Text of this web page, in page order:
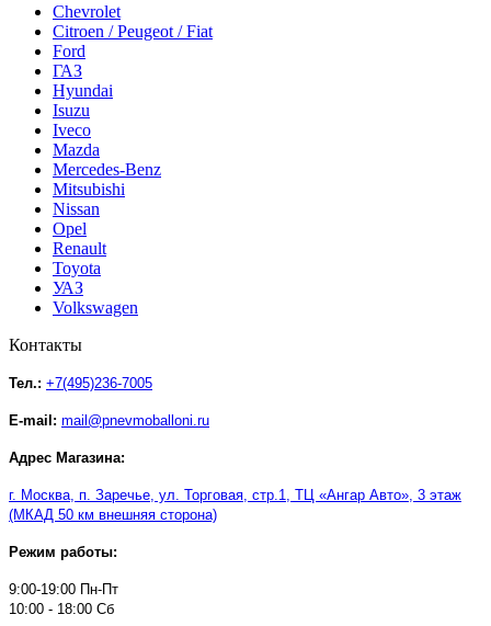
Chevrolet
Citroen / Peugeot / Fiat
Ford
ГАЗ
Hyundai
Isuzu
Iveco
Mazda
Mercedes-Benz
Mitsubishi
Nissan
Opel
Renault
Toyota
УАЗ
Volkswagen
Контакты
Тел.: +7(495)236-7005
E-mail: mail@pnevmoballoni.ru
Адрес Магазина:
г. Москва, п. Заречье, ул. Торговая, стр.1, ТЦ «Ангар Авто» , 3 этаж
(МКАД 50 км внешняя сторона)
Режим работы:
9:00-19:00 Пн-Пт
10:00 - 18:00 Сб